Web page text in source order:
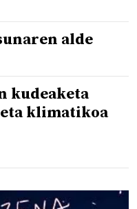
alde
kudeaketa
klimatikoa